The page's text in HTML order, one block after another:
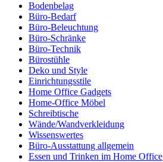
Bodenbelag
Büro-Bedarf
Büro-Beleuchtung
Büro-Schränke
Büro-Technik
Bürostühle
Deko und Style
Einrichtungsstile
Home Office Gadgets
Home-Office Möbel
Schreibtische
Wände/Wandverkleidung
Wissenswertes
Büro-Ausstattung allgemein
Essen und Trinken im Home Office